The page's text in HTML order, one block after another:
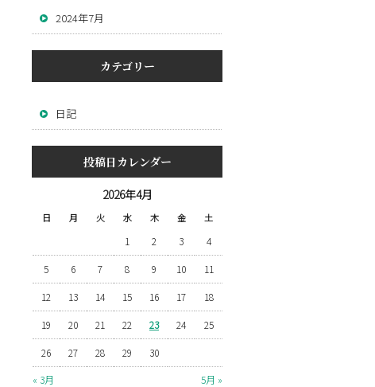
2024年7月
カテゴリー
日記
投稿日カレンダー
2026年4月
日 月 火 水 木 金 土
« 3月 5月 »
1 2 3 4
5 6 7 8 9 10 11
12 13 14 15 16 17 18
19 20 21 22 23 24 25
26 27 28 29 30